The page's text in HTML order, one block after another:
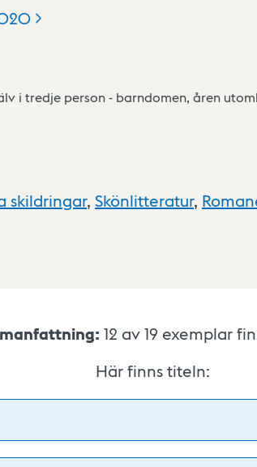
i tredje person - barndomen, åren
skildringar, Skönlitteratur,
12 av 19 exemplar
Här finns titeln: